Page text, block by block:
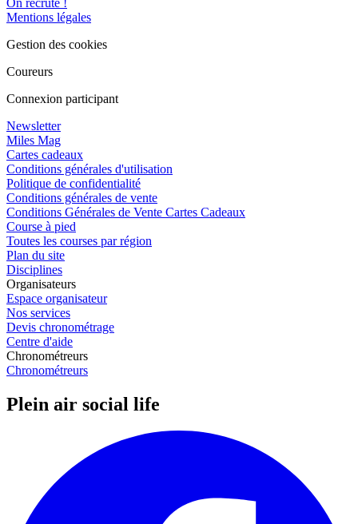
Mentions légales
Gestion des cookies
Coureurs
Connexion participant
Newsletter
Miles Mag
Cartes cadeaux
Conditions générales d'utilisation
Politique de confidentialité
Conditions générales de vente
Conditions Générales de Vente Cartes Cadeaux
Course à pied
Toutes les courses par région
Plan du site
Disciplines
Organisateurs
Espace organisateur
Nos services
Devis chronométrage
Centre d'aide
Chronométreurs
Chronométreurs
Plein air social life